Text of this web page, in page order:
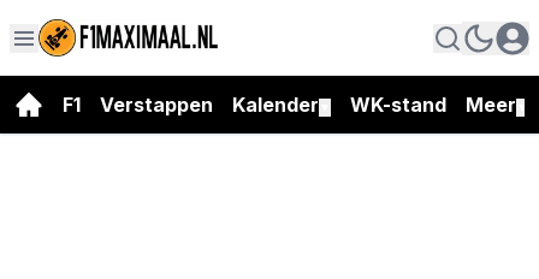
F1 Verstappen Kalender WK-stand Meer